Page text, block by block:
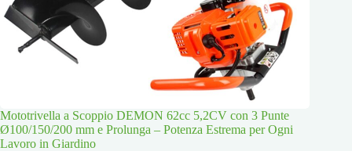
Mototrivella a Scoppio DEMON 62cc 5,2CV con 3 Punte
Ø100/150/200 mm e Prolunga – Potenza Estrema per Ogni
Lavoro in Giardino